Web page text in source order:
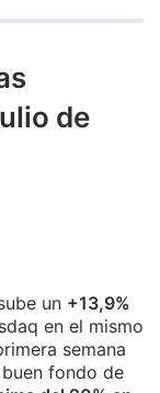
de
un +13,9%
en el mismo
semana
fondo de